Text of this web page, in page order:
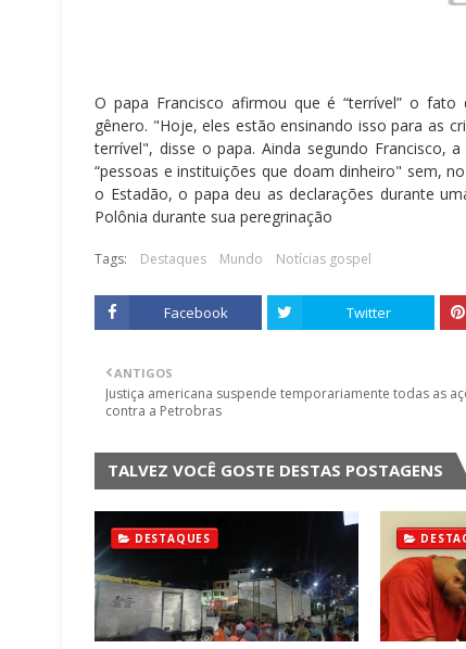
O papa Francisco afirmou que é “terrível” o
gênero. "Hoje, eles estão ensinando isso para as
terrível", disse o papa. Ainda segundo Francisco,
“pessoas e instituições que doam dinheiro" sem,
o Estadão, o papa deu as declarações durante
Polônia durante sua peregrinação
Tags: Destaques Mundo Notícias gospel
Facebook Twitter
ANTIGOS
Justiça americana suspende temporariamente todas as
contra a Petrobras
TALVEZ VOCÊ GOSTE DESTAS POSTAGENS
DESTAQUES